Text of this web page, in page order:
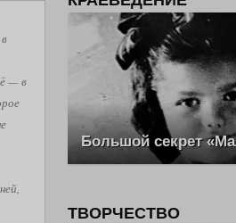
— в
Большой секрет
ТВОРЧЕСТВО